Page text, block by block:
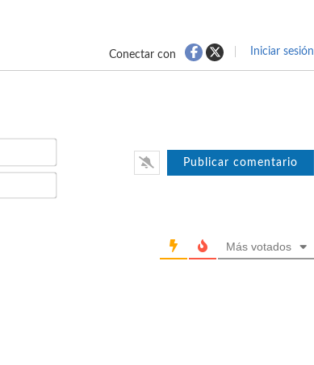
Conectar con Iniciar sesión
Más votados